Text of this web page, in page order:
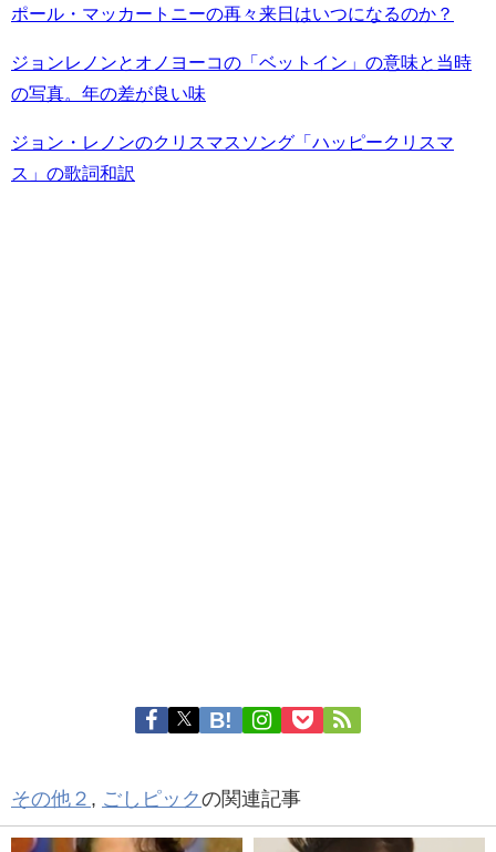
ポール・マッカートニーの再々来日はいつになるのか？
ジョンレノンとオノヨーコの「ベットイン」の意味と当時
の写真。年の差が良い味
ジョン・レノンのクリスマスソング「ハッピークリスマ
ス」の歌詞和訳
その他２ , ごしピックの関連記事